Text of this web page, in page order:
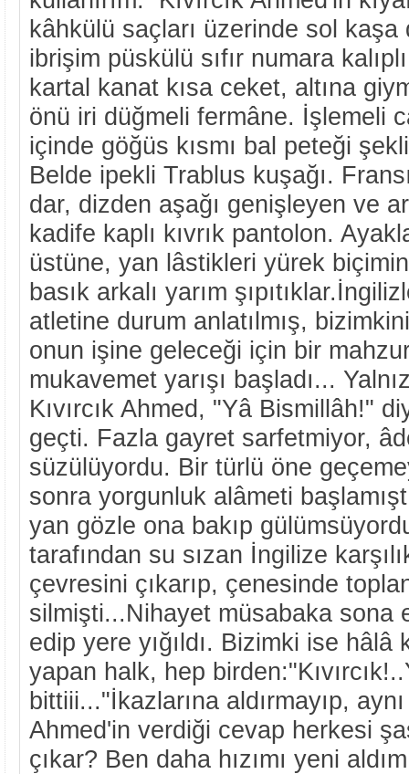
kâhkülü saçları üzerinde sol kaşa
ibrişim püskülü sıfır numara
kartal kanat kısa ceket, altına
önü iri düğmeli fermâne. İşlemeli
içinde göğüs kısmı bal peteği
Belde ipekli Trablus kuşağı.
dar, dizden aşağı genişleyen ve
kadife kaplı kıvrık pantolon.
üstüne, yan lâstikleri yürek
basık arkalı yarım
atletine durum anlatılmış,
onun işine geleceği için bir
mukavemet yarışı başladı...
Kıvırcık Ahmed, "Yâ Bismillâh!"
geçti. Fazla gayret sarfetmiyor,
süzülüyordu. Bir türlü öne
sonra yorgunluk alâmeti
yan gözle ona bakıp
tarafından su sızan İngilize
çevresini çıkarıp, çenesinde
silmişti...Nihayet müsabaka sona
edip yere yığıldı. Bizimki ise
yapan halk, hep
bittiii..."İkazlarına aldırmayıp,
Ahmed'in verdiği cevap herkesi
çıkar? Ben daha hızımı yeni